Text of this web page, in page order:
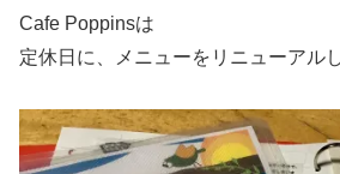
Cafe Poppinsは
定休日に、メニューをリニューアル